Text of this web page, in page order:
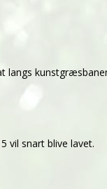
langs
vil snart blive lavet.